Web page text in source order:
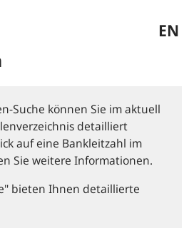
EN
Suche können Sie im aktuell
detailliert
auf eine Bankleitzahl im
Sie weitere Informationen.
bieten Ihnen detaillierte